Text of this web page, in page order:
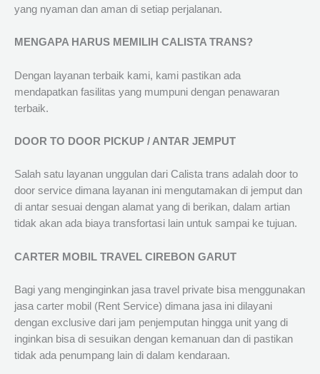
yang nyaman dan aman di setiap perjalanan.
MENGAPA HARUS MEMILIH CALISTA TRANS?
Dengan layanan terbaik kami, kami pastikan ada
mendapatkan fasilitas yang mumpuni dengan penawaran
terbaik.
DOOR TO DOOR PICKUP / ANTAR JEMPUT
Salah satu layanan unggulan dari Calista trans adalah door to
door service dimana layanan ini mengutamakan di jemput dan
di antar sesuai dengan alamat yang di berikan, dalam artian
tidak akan ada biaya transfortasi lain untuk sampai ke tujuan.
CARTER MOBIL TRAVEL CIREBON GARUT
Bagi yang menginginkan jasa travel private bisa menggunakan
jasa carter mobil (Rent Service) dimana jasa ini dilayani
dengan exclusive dari jam penjemputan hingga unit yang di
inginkan bisa di sesuikan dengan kemanuan dan di pastikan
tidak ada penumpang lain di dalam kendaraan.